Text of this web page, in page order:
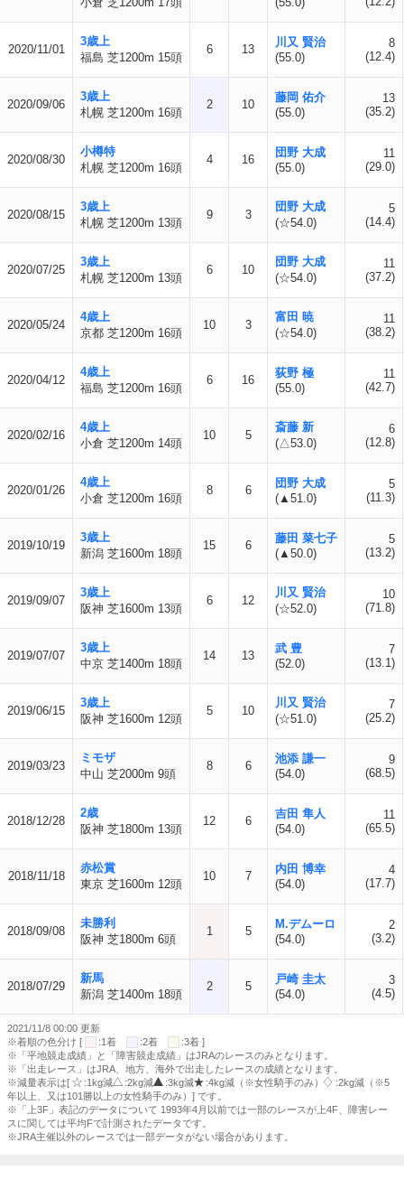
2020/11/01
3歳上
福島 芝1200m 15頭
6 13
川又 賢治
(55.0)
8
(12.4)
2020/09/06
3歳上
札幌 芝1200m 16頭
2 10
藤岡 佑介
(55.0)
13
(35.2)
2020/08/30
小樽特
札幌 芝1200m 16頭
4 16
団野 大成
(55.0)
11
(29.0)
2020/08/15
3歳上
札幌 芝1200m 13頭
9 3
団野 大成
(☆54.0)
5
(14.4)
2020/07/25
3歳上
札幌 芝1200m 13頭
6 10
団野 大成
(☆54.0)
11
(37.2)
2020/05/24
4歳上
京都 芝1200m 16頭
10 3
富田 暁
(☆54.0)
11
(38.2)
2020/04/12
4歳上
福島 芝1200m 16頭
6 16
荻野 極
(55.0)
11
(42.7)
2020/02/16
4歳上
小倉 芝1200m 14頭
10 5
斎藤 新
(△53.0)
6
(12.8)
2020/01/26
4歳上
小倉 芝1200m 16頭
8 6
団野 大成
(▲51.0)
5
(11.3)
2019/10/19
3歳上
新潟 芝1600m 18頭
15 6
藤田 菜七子
(▲50.0)
5
(13.2)
2019/09/07
3歳上
阪神 芝1600m 13頭
6 12
川又 賢治
(☆52.0)
10
(71.8)
2019/07/07
3歳上
中京 芝1400m 18頭
14 13
武 豊
(52.0)
7
(13.1)
2019/06/15
3歳上
阪神 芝1600m 12頭
5 10
川又 賢治
(☆51.0)
7
(25.2)
2019/03/23
ミモザ
中山 芝2000m 9頭
8 6
池添 謙一
(54.0)
9
(68.5)
2018/12/28
2歳
阪神 芝1800m 13頭
12 6
吉田 隼人
(54.0)
11
(65.5)
2018/11/18
赤松賞
東京 芝1600m 12頭
10 7
内田 博幸
(54.0)
4
(17.7)
2018/09/08
未勝利
阪神 芝1800m 6頭
1 5
M.デムーロ
(54.0)
2
(3.2)
2018/07/29
新馬
新潟 芝1400m 18頭
2 5
戸崎 圭太
(54.0)
3
(4.5)
2021/11/8 00:00 更新
※着順の色分け [
:1着 :2着
:3着 ]
※「平地競走成績」と「障害競走成績」はJRAのレースのみとなります。
※「出走レース」はJRA、地方、海外で出走したレースの成績となります。
※減量表示は[
:1kg減 :2kg減 :3kg減 :4kg減（※女性騎手のみ）
:2kg減（※5
年以上、又は101勝以上の女性騎手のみ）] です。
※「上3F」表記のデータについて 1993年4月以前では一部のレースが上4F、障害レー
スに関しては平均Fで計測されたデータです。
※JRA主催以外のレースでは一部データがない場合があります。